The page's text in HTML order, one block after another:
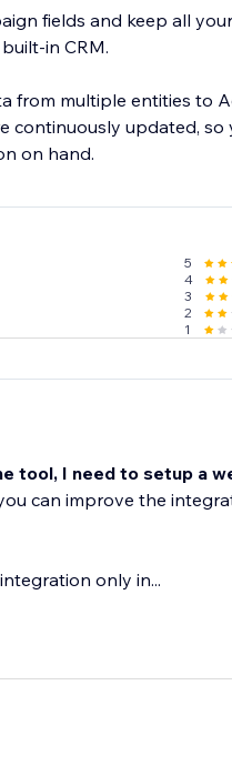
fields and keep all
in CRM.
multiple entities to
continuously updated,
5
4
3
2
1
tool, I need to setup a
can improve the
only in...